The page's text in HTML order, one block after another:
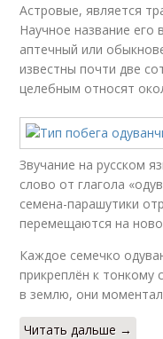
Астровые, является
Научное название его
аптечный или
известны почти две
целебным относят
Звучание на русском
слово от глагола
семена-парашутики
перемещаются на
Каждое семечко
прикреплён к
в землю, они
Читать дальше →